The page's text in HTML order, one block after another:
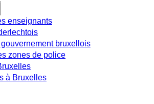
enseignants
bruxellois
zones de police
à Bruxelles